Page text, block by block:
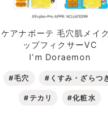
ケアナボーテ 毛穴肌メイ
ップフィクサーVC
I’m Doraemon
#毛穴 #くすみ・ざらつ
#テカリ #化粧水